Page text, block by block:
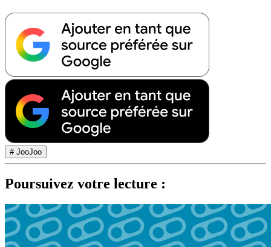
# JooJoo
Poursuivez votre lecture :